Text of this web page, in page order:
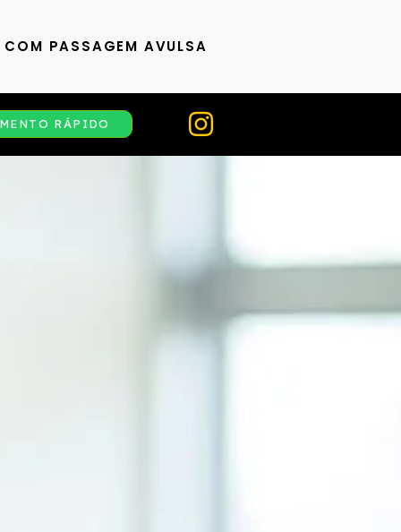
PASSAGEM AVULSA
RÁPIDO